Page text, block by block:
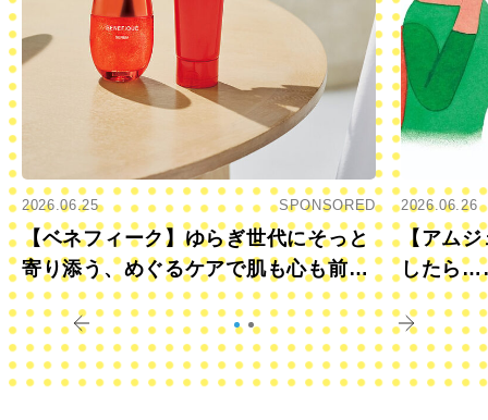
2026.06.25 SPONSORED
【ベネフィーク】ゆらぎ世代にそっと
寄り添う、めぐるケアで肌も心も前向
きに
2026.06.26
【アムジ
したら
すか？